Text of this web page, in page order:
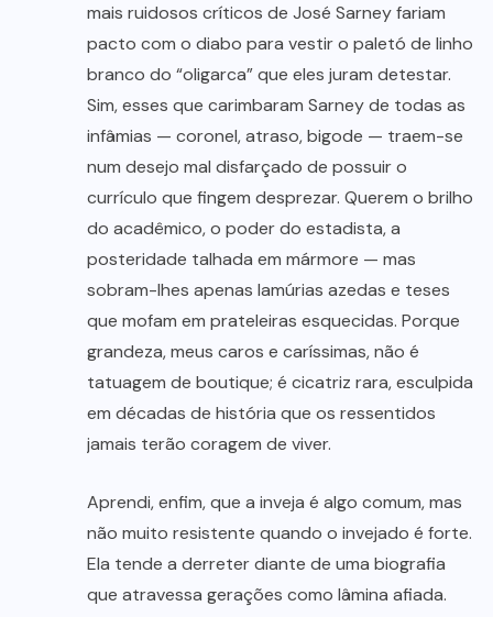
mais ruidosos críticos de José Sarney fariam
pacto com o diabo para vestir o paletó de linho
branco do “oligarca” que eles juram detestar.
Sim, esses que carimbaram Sarney de todas as
infâmias — coronel, atraso, bigode — traem-se
num desejo mal disfarçado de possuir o
currículo que fingem desprezar. Querem o brilho
do acadêmico, o poder do estadista, a
posteridade talhada em mármore — mas
sobram-lhes apenas lamúrias azedas e teses
que mofam em prateleiras esquecidas. Porque
grandeza, meus caros e caríssimas, não é
tatuagem de boutique; é cicatriz rara, esculpida
em décadas de história que os ressentidos
jamais terão coragem de viver.
Aprendi, enfim, que a inveja é algo comum, mas
não muito resistente quando o invejado é forte.
Ela tende a derreter diante de uma biografia
que atravessa gerações como lâmina afiada.